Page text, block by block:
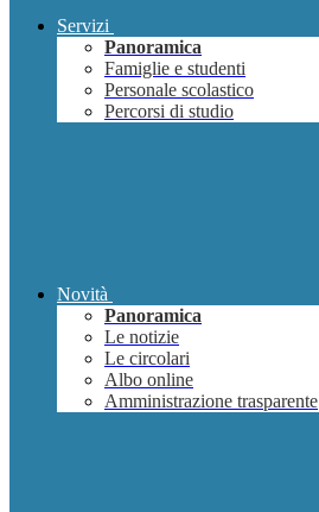
Servizi
Panoramica
Famiglie e studenti
Personale scolastico
Percorsi di studio
Novità
Panoramica
Le notizie
Le circolari
Albo online
Amministrazione trasparente